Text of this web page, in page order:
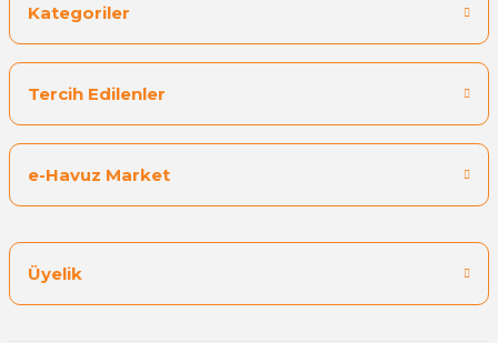
Kategoriler
Tercih Edilenler
e-Havuz Market
Üyelik